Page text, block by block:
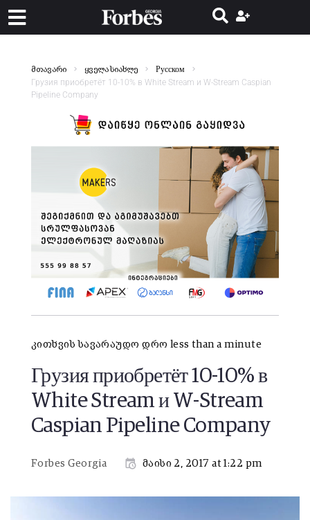
მთავარი ყველა სიახლე Русском
Грузия приобретёт 10-10% в White Stream и W-Stream Caspian
Pipeline Company
კითხვის სავარაუდო დრო less than a minute
Грузия приобретёт 10-10% в
White Stream и W-Stream
Caspian Pipeline Company
Forbes Georgia მაისი 2, 2017 at 1:22 pm